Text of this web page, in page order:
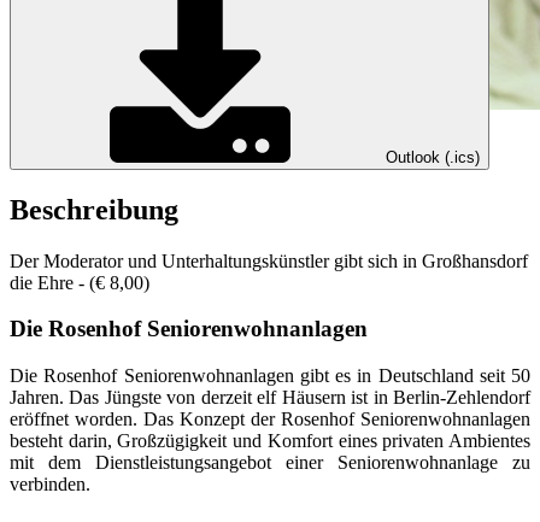
Outlook (.ics)
Beschreibung
Der Moderator und Unterhaltungskünstler gibt sich in Großhansdorf
die Ehre - (€ 8,00)
Die Rosenhof Seniorenwohnanlagen
Die Rosenhof Seniorenwohnanlagen gibt es in Deutschland seit 50
Jahren. Das Jüngste von derzeit elf Häusern ist in Berlin-Zehlendorf
eröffnet worden. Das Konzept der Rosenhof Seniorenwohnanlagen
besteht darin, Großzügigkeit und Komfort eines privaten Ambientes
mit dem Dienstleistungsangebot einer Seniorenwohnanlage zu
verbinden.